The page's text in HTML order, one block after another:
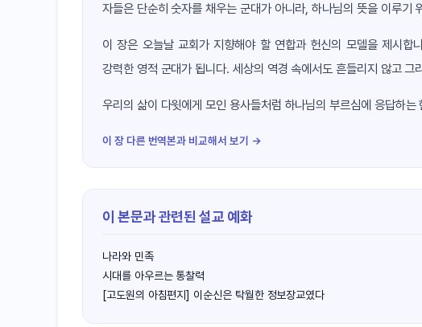
자들은 단순히 숫자를 채우는 군대가 아니라, 하나님의 뜻을 이루기
이 장은 오늘날 교회가 지향해야 할 연합과 헌신의 모델을 제시
강력한 영적 군대가 됩니다. 세상의 역경 속에서도 흔들리지 않고
우리의 삶이 다윗에게 모인 용사들처럼 하나님의 부르심에 응답하는
이 장 다른 번역본과 비교해서 보기 →
이 본문과 관련된 설교 예화
나라와 민족
시대를 아우르는 통찰력
[고도원의 아침편지] 이순신은 탁월한 정보장교였다